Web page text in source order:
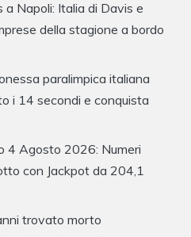
Napoli: Italia di Davis e
della stagione a bordo
paralimpica italiana
i 14 secondi e conquista
4 Agosto 2026: Numeri
con Jackpot da 204,1
trovato morto